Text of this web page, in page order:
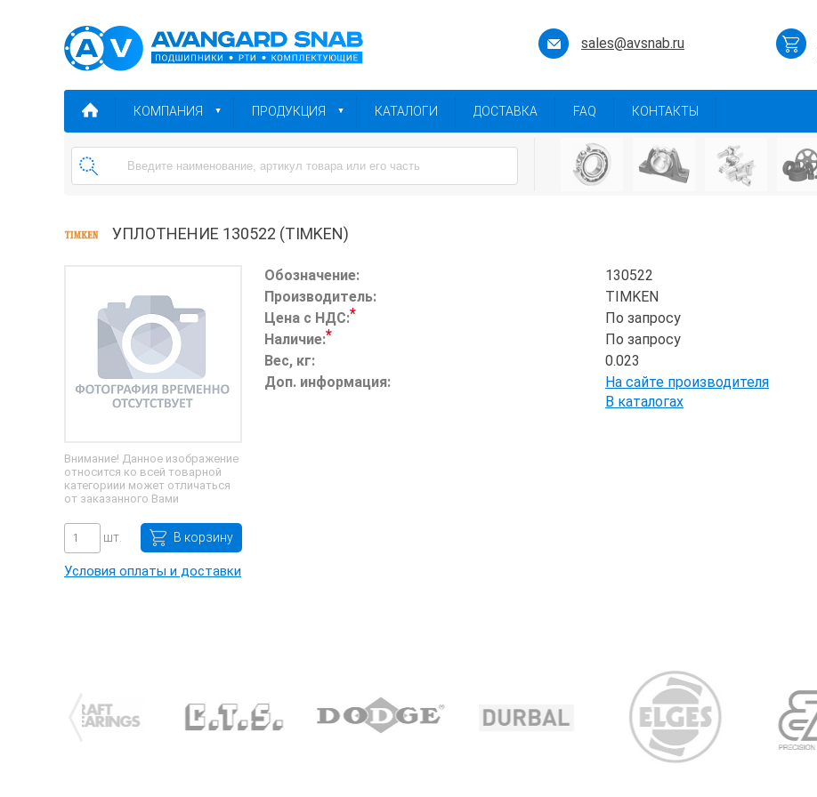
sales@avsnab.ru
КОМПАНИЯ ПРОДУКЦИЯ КАТАЛОГИ ДОСТАВКА FAQ КОНТАКТЫ
УПЛОТНЕНИЕ 130522 (TIMKEN)
Внимание! Данное изображение
относится ко всей товарной
категориии может отличаться
от заказанного Вами
шт. В корзину
Условия оплаты и доставки
Обозначение:
130522
Производитель:
TIMKEN
Цена с НДС:*
По запросу
Наличие:*
По запросу
Вес, кг:
0.023
Доп. информация:
На сайте производителя
В каталогах